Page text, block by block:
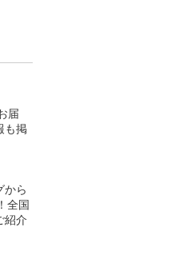
届
も掲
から
全国
紹介